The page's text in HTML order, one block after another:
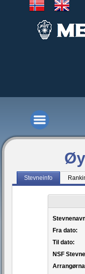
Stevneinfo
Fra dato:
Til dato:
NSF